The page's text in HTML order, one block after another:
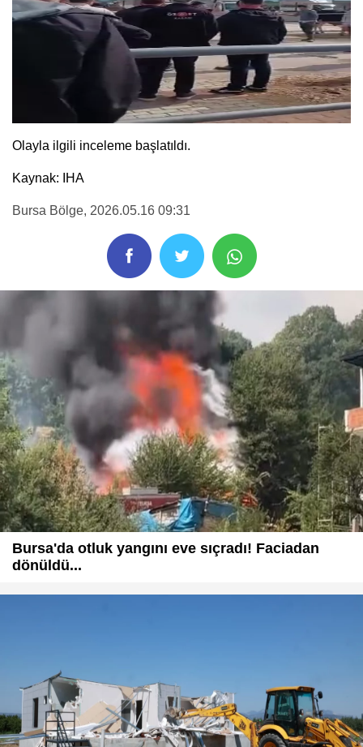
Olayla ilgili inceleme başlatıldı.
Kaynak: IHA
Bursa Bölge, 2026.05.16 09:31
Bursa'da otluk yangını eve sıçradı! Faciadan
dönüldü...